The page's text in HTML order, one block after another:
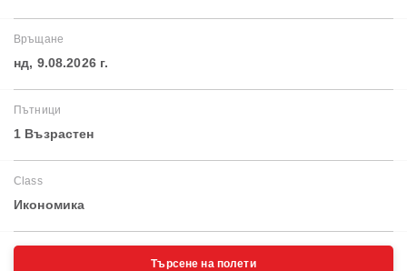
Връщане
нд, 9.08.2026 г.
Пътници
1 Възрастен
Class
Икономика
Търсене на полети